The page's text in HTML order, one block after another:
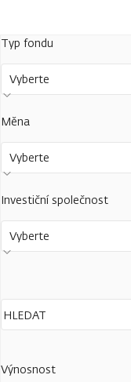
Typ fondu
Vyberte
Měna
Vyberte
Investiční společnost
Vyberte
Výnosnost